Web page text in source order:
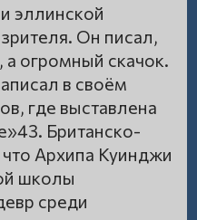
эллинской
Он писал,
огромный скачок.
в своём
где выставлена
Британско-
Архипа Куинджи
школы
среди